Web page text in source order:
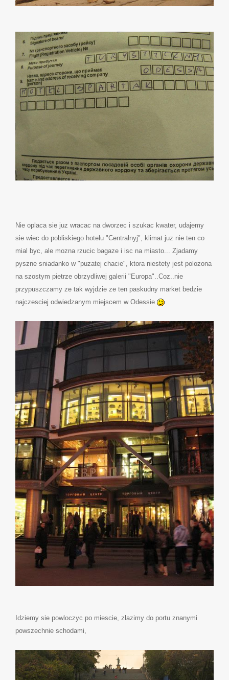
Nie oplaca sie juz wracac na dworzec i szukac kwater, udajemy
sie wiec do pobliskiego hotelu "Centralnyj", klimat juz nie ten co
mial byc, ale mozna rzucic bagaze i isc na miasto... Zjadamy
pyszne sniadanko w "puzatej chacie", ktora niestety jest polozona
na szostym pietrze obrzydliwej galerii "Europa"..Coz..nie
przypuszczamy ze tak wyjdzie ze ten paskudny market bedzie
najczesciej odwiedzanym miejscem w Odessie
Idziemy sie powloczyc po miescie, zlazimy do portu znanymi
powszechnie schodami,